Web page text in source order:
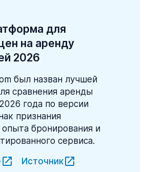
для
на аренду
2026
был назван лучшей
сравнения аренды
года по версии
признания
бронирования и
сервиса.
Источник